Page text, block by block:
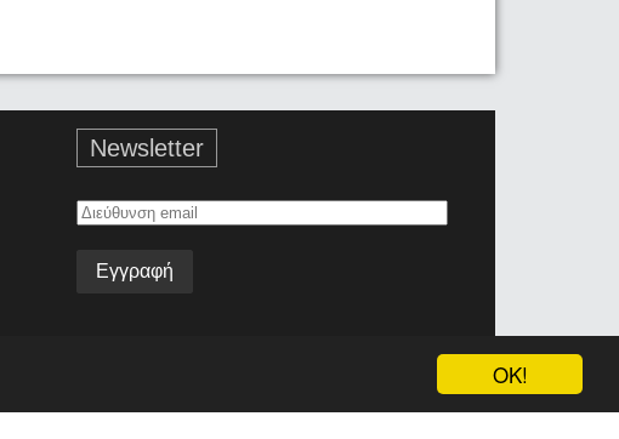
OK!
Newsletter
Διεύθυνση